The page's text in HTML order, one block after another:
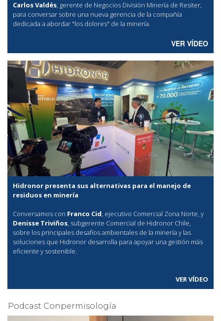
Carlos Valdés, gerente de Negocios División Minería de Resiter,
para conversar sobre una nueva gerencia de la compañía
dedicada a abordar "los dolores" de la minería.
VER VÍDEO
Hidronor presenta sus alternativas para el manejo de
residuos en minería
Conversamos con Franco Cid, ejecutivo Comercial Zona Norte, y
Denisse Triviños, subgerente Comercial de Hidronor Chile,
sobre los principales desafíos ambientales de la minería y las
soluciones que Hidronor desarrolla para apoyar una gestión más
eficiente y sostenible.
VER VÍDEO
Podcast Conpermisología